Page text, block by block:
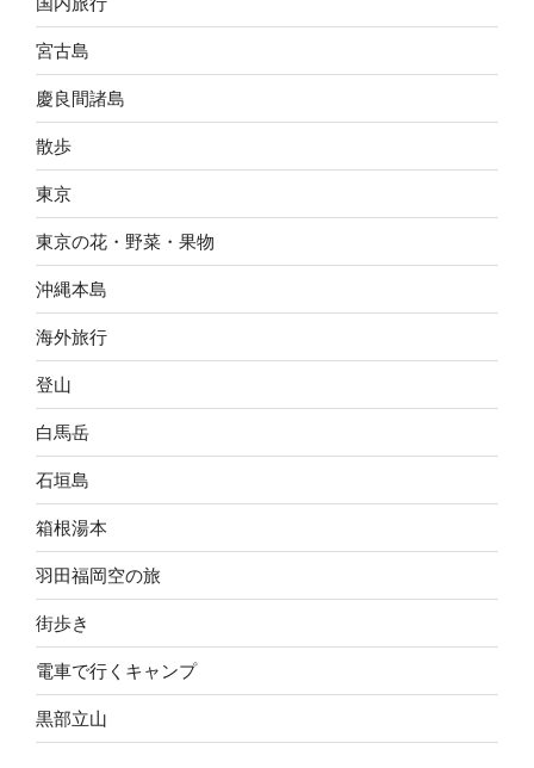
宮古島
慶良間諸島
散歩
東京
東京の花・野菜・果物
沖縄本島
海外旅行
登山
白馬岳
石垣島
箱根湯本
羽田福岡空の旅
街歩き
電車で行くキャンプ
黒部立山